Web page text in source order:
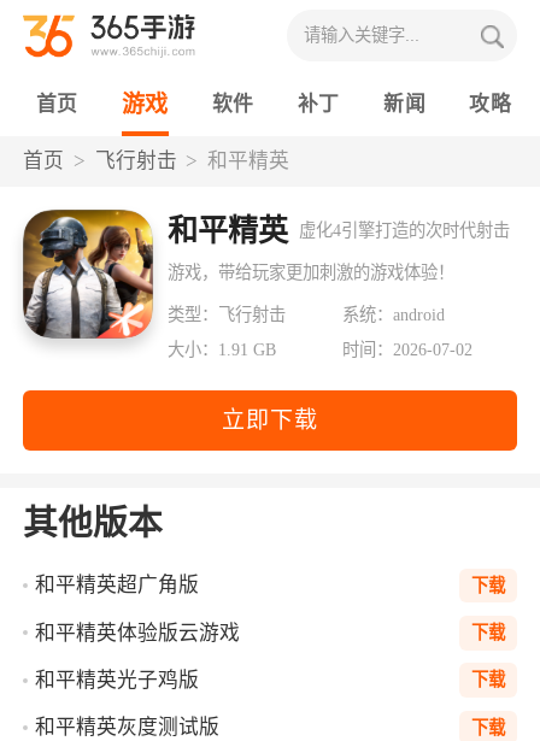
首页 游戏 软件 补丁 新闻 攻略
首页 飞行射击 和平精英
和平精英 虚化4引擎打造的次时代射击
游戏，带给玩家更加刺激的游戏体验！
类型：飞行射击
系统：android
大小：1.91 GB
时间：2026-07-02
立即下载
其他版本
和平精英超广角版 下载
和平精英体验版云游戏 下载
和平精英光子鸡版 下载
和平精英灰度测试版 下载